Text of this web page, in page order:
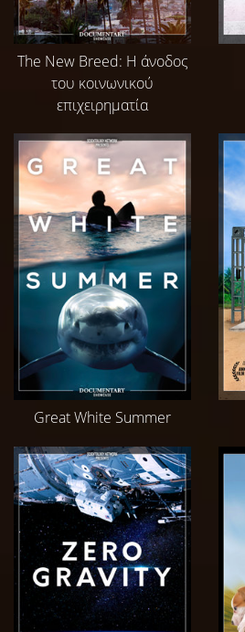
The New Breed: Η άνοδος
του κοινωνικού
επιχειρηματία
Great White Summer